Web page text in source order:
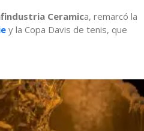
Ceramica, remarcó la
y la Copa Davis de tenis, que